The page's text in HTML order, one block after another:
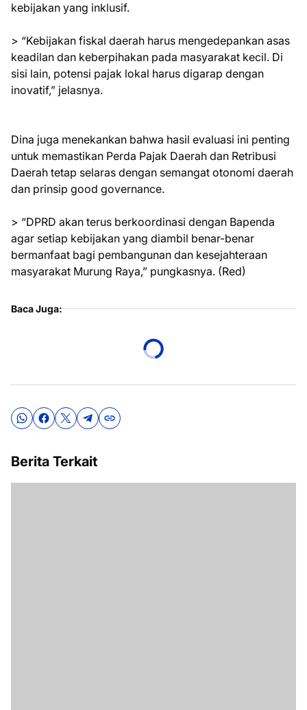
kebijakan yang inklusif.
> “Kebijakan fiskal daerah harus mengedepankan asas
keadilan dan keberpihakan pada masyarakat kecil. Di
sisi lain, potensi pajak lokal harus digarap dengan
inovatif,” jelasnya.
Dina juga menekankan bahwa hasil evaluasi ini penting
untuk memastikan Perda Pajak Daerah dan Retribusi
Daerah tetap selaras dengan semangat otonomi daerah
dan prinsip good governance.
> “DPRD akan terus berkoordinasi dengan Bapenda
agar setiap kebijakan yang diambil benar-benar
bermanfaat bagi pembangunan dan kesejahteraan
masyarakat Murung Raya,” pungkasnya. (Red)
Baca Juga:
Berita Terkait